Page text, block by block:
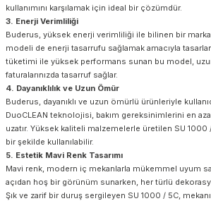
kullanımını karşılamak için ideal bir çözümdür.
3. Enerji Verimliliği
Buderus, yüksek enerji verimliliği ile bilinen bir
modeli de enerji tasarrufu sağlamak amacıyla
tüketimi ile yüksek performans sunan bu model,
faturalarınızda tasarruf sağlar.
4. Dayanıklılık ve Uzun Ömür
Buderus, dayanıklı ve uzun ömürlü ürünleriyle
DuoCLEAN teknolojisi, bakım gereksinimlerini en
uzatır. Yüksek kaliteli malzemelerle üretilen SU 1000
bir şekilde kullanılabilir.
5. Estetik Mavi Renk Tasarımı
Mavi renk, modern iç mekanlarla mükemmel uyum
açıdan hoş bir görünüm sunarken, her türlü
Şık ve zarif bir duruş sergileyen SU 1000 / 5C,